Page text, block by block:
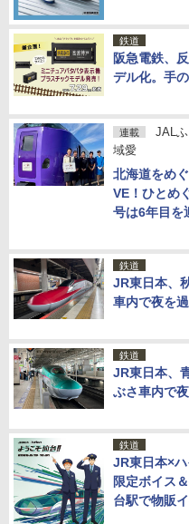
鉄道
阪急電鉄、
デル化。手
連載
JAL
域愛
北海道をめ
VE！ひとめ
号は6年目を
鉄道
JR東日本、
車内で夜を
鉄道
JR東日本、
ぶさ車内で
鉄道
JR東日本×
限定ボイス
台駅で物販